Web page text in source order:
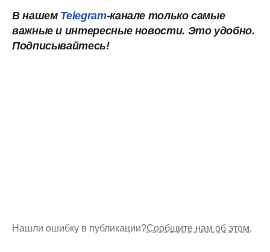
В нашем Telegram-канале только самые
важные и интересные новости. Это удобно.
Подписывайтесь!
Нашли ошибку в публикации?Сообщите нам об этом.